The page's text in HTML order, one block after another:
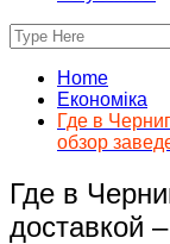
Home
Економіка
Где в
обзор
Где в
доставкой